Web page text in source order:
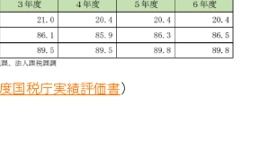
国税庁実績評価書）